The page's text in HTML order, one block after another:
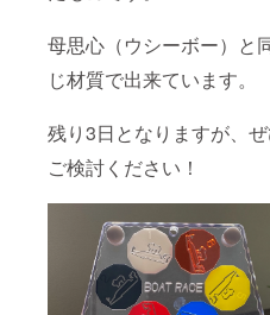
母思心（ウシーボー）と
じ材質で出来ています。
残り3日となりますが、
ご検討ください！